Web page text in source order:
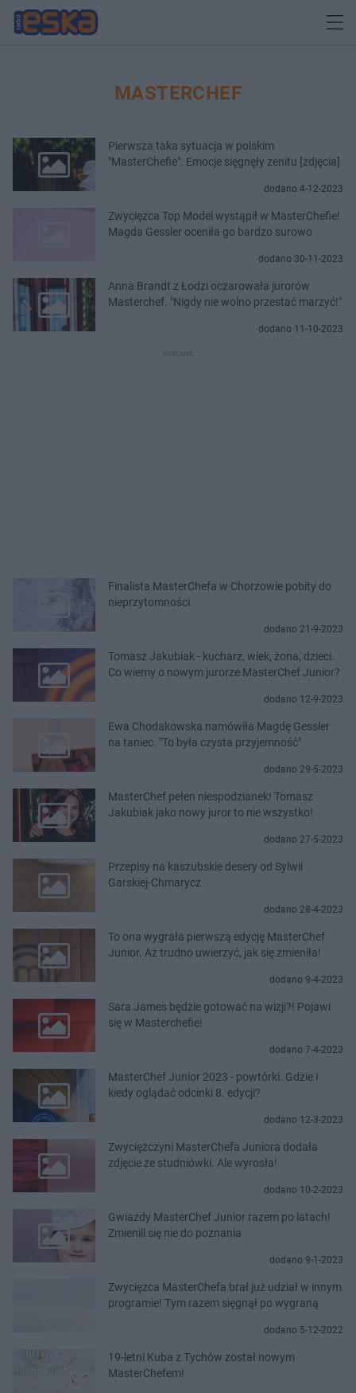
MASTERCHEF
Pierwsza taka sytuacja w polskim
"MasterChefie". Emocje sięgnęły zenitu [zdjęcia]
dodano 4-12-2023
Zwycięzca Top Model wystąpił w MasterChefie!
Magda Gessler oceniła go bardzo surowo
dodano 30-11-2023
Anna Brandt z Łodzi oczarowała jurorów
Masterchef. "Nigdy nie wolno przestać marzyć!"
dodano 11-10-2023
Finalista MasterChefa w Chorzowie pobity do
nieprzytomności
dodano 21-9-2023
Tomasz Jakubiak - kucharz, wiek, żona, dzieci.
Co wiemy o nowym jurorze MasterChef Junior?
dodano 12-9-2023
Ewa Chodakowska namówiła Magdę Gessler
na taniec. "To była czysta przyjemność"
dodano 29-5-2023
MasterChef pełen niespodzianek! Tomasz
Jakubiak jako nowy juror to nie wszystko!
dodano 27-5-2023
Przepisy na kaszubskie desery od Sylwii
Garskiej-Chmarycz
dodano 28-4-2023
To ona wygrała pierwszą edycję MasterChef
Junior. Aż trudno uwierzyć, jak się zmieniła!
dodano 9-4-2023
Sara James będzie gotować na wizji?! Pojawi
się w Masterchefie!
dodano 7-4-2023
MasterChef Junior 2023 - powtórki. Gdzie i
kiedy oglądać odcinki 8. edycji?
dodano 12-3-2023
Zwyciężczyni MasterChefa Juniora dodała
zdjęcie ze studniówki. Ale wyrosła!
dodano 10-2-2023
Gwiazdy MasterChef Junior razem po latach!
Zmienili się nie do poznania
dodano 9-1-2023
Zwycięzca MasterChefa brał już udział w innym
programie! Tym razem sięgnął po wygraną
dodano 5-12-2022
19-letni Kuba z Tychów został nowym
MasterChefem!